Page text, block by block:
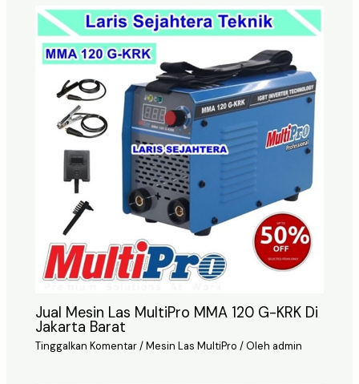
Jual Mesin Las MultiPro MMA 120 G-KRK Di
Jakarta Barat
Tinggalkan Komentar/Mesin Las MultiPro / Oleh admin